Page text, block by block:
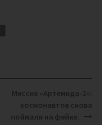
Миссия «Артемида-2»:
космонавтов снова
поймали на фейке.